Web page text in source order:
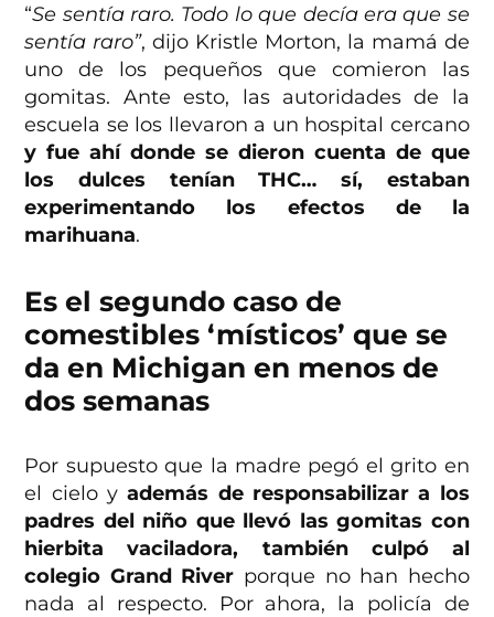
“Se sentía raro. Todo lo que decía era que se
sentía raro”, dijo Kristle Morton, la mamá de
uno de los pequeños que comieron las
gomitas. Ante esto, las autoridades de la
escuela se los llevaron a un hospital cercano
y fue ahí donde se dieron cuenta de que
los dulces tenían THC… sí, estaban
experimentando los efectos de la
marihuana.
Es el segundo caso de
comestibles ‘místicos’ que se
da en Michigan en menos de
dos semanas
Por supuesto que la madre pegó el grito en
el cielo yademás de responsabilizar a los
padres del niño que llevó las gomitas con
hierbita vaciladora, también culpó al
colegio Grand River porque no han hecho
nada al respecto. Por ahora, la policía de